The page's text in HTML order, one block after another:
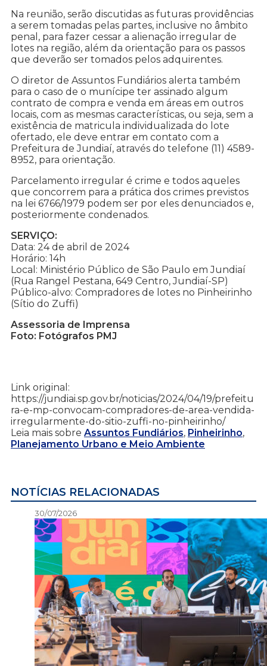
Na reunião, serão discutidas as futuras providências
a serem tomadas pelas partes, inclusive no âmbito
penal, para fazer cessar a alienação irregular de
lotes na região, além da orientação para os passos
que deverão ser tomados pelos adquirentes.
O diretor de Assuntos Fundiários alerta também
para o caso de o munícipe ter assinado algum
contrato de compra e venda em áreas em outros
locais, com as mesmas características, ou seja, sem a
existência de matricula individualizada do lote
ofertado, ele deve entrar em contato com a
Prefeitura de Jundiaí, através do telefone (11) 4589-
8952, para orientação.
Parcelamento irregular é crime e todos aqueles
que concorrem para a prática dos crimes previstos
na lei 6766/1979 podem ser por eles denunciados e,
posteriormente condenados.
SERVIÇO:
Data: 24 de abril de 2024
Horário: 14h
Local: Ministério Público de São Paulo em Jundiaí
(Rua Rangel Pestana, 649 Centro, Jundiaí-SP)
Público-alvo: Compradores de lotes no Pinheirinho
(Sítio do Zuffi)
Assessoria de Imprensa
Foto: Fotógrafos PMJ
Link original:
https://jundiai.sp.gov.br/noticias/2024/04/19/prefeitu
ra-e-mp-convocam-compradores-de-area-vendida-
irregularmente-do-sitio-zuffi-no-pinheirinho/
Leia mais sobre Assuntos Fundiários, Pinheirinho,
Planejamento Urbano e Meio Ambiente
NOTÍCIAS RELACIONADAS
30/07/2026